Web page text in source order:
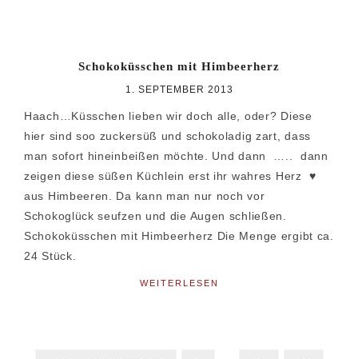
Schokoküsschen mit Himbeerherz
1. SEPTEMBER 2013
Haach…Küsschen lieben wir doch alle, oder? Diese
hier sind soo zuckersüß und schokoladig zart, dass
man sofort hineinbeißen möchte. Und dann ….. dann
zeigen diese süßen Küchlein erst ihr wahres Herz ♥
aus Himbeeren. Da kann man nur noch vor
Schokoglück seufzen und die Augen schließen.
Schokoküsschen mit Himbeerherz Die Menge ergibt ca.
24 Stück.
WEITERLESEN